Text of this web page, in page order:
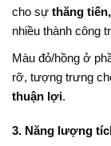
cho sự thăng
nhiều thành công
Màu đỏ/hồng ở
rỡ, tượng trưng
thuận lợi.
3. Năng lượng